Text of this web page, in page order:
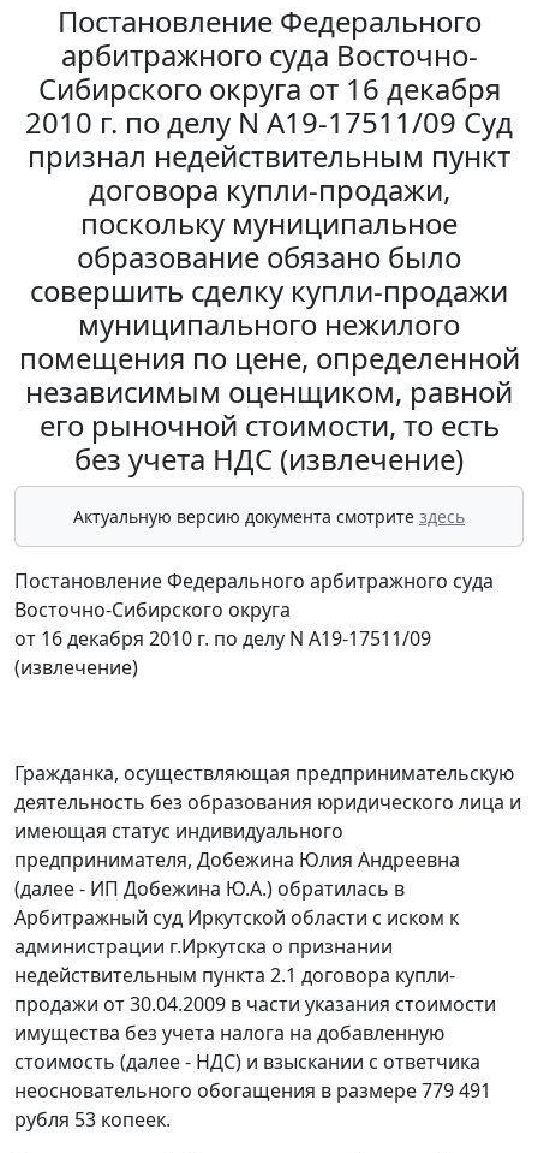
Постановление Федерального
арбитражного суда Восточно-
Сибирского округа от 16 декабря
2010 г. по делу N А19-17511/09 Суд
признал недействительным пункт
договора купли-продажи,
поскольку муниципальное
образование обязано было
совершить сделку купли-продажи
муниципального нежилого
помещения по цене, определенной
независимым оценщиком, равной
его рыночной стоимости, то есть
без учета НДС (извлечение)
Актуальную версию документа смотрите здесь
Постановление Федерального арбитражного суда
Восточно-Сибирского округа
от 16 декабря 2010 г. по делу N А19-17511/09
(извлечение)
Гражданка, осуществляющая предпринимательскую
деятельность без образования юридического лица и
имеющая статус индивидуального
предпринимателя, Добежина Юлия Андреевна
(далее - ИП Добежина Ю.А.) обратилась в
Арбитражный суд Иркутской области с иском к
администрации г.Иркутска о признании
недействительным пункта 2.1 договора купли-
продажи от 30.04.2009 в части указания стоимости
имущества без учета налога на добавленную
стоимость (далее - НДС) и взыскании с ответчика
неосновательного обогащения в размере 779 491
рубля 53 копеек.